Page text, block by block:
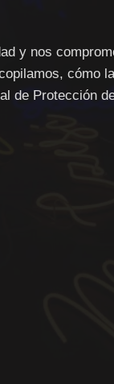
y nos
cómo
de Protección